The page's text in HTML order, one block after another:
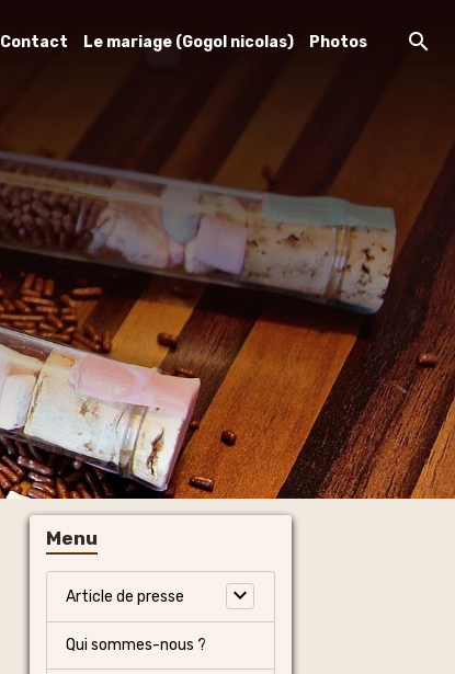
Contact Le mariage (Gogol nicolas) Photos
Menu
Article de presse
Qui sommes-nous ?